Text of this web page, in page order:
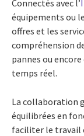
Connectés avec l’
équipements ou
offres et les
compréhension
pannes ou
temps réel.
La collaboration
équilibrées en
faciliter le travail